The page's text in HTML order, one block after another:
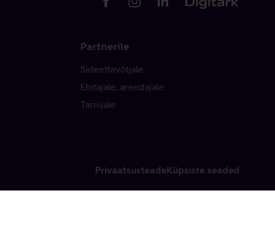
Partnerile
Sideettevõtjale
Ehitajale, arendajale
Tarnijale
PrivaatsusteadeKüpsiste seaded